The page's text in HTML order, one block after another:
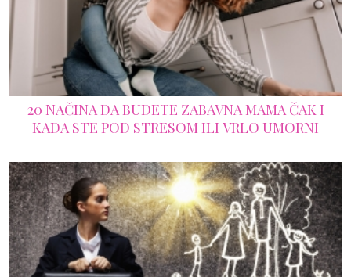
20 NAČINA DA BUDETE ZABAVNA MAMA ČAK I
KADA STE POD STRESOM ILI VRLO UMORNI